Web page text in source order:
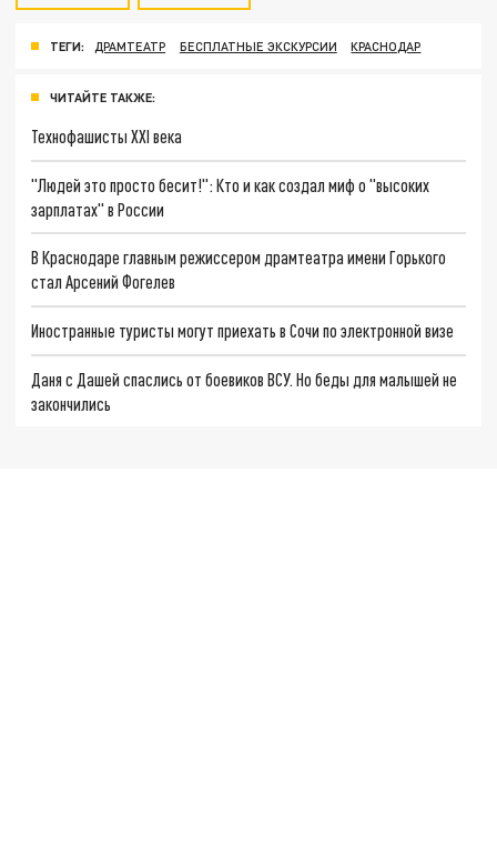
ТЕГИ: ДРАМТЕАТР БЕСПЛАТНЫЕ ЭКСКУРСИИ КРАСНОДАР
ЧИТАЙТЕ ТАКЖЕ:
Технофашисты XXI века
"Людей это просто бесит!": Кто и как создал миф о "высоких
зарплатах" в России
В Краснодаре главным режиссером драмтеатра имени Горького
стал Арсений Фогелев
Иностранные туристы могут приехать в Сочи по электронной визе
Даня с Дашей спаслись от боевиков ВСУ. Но беды для малышей не
закончились